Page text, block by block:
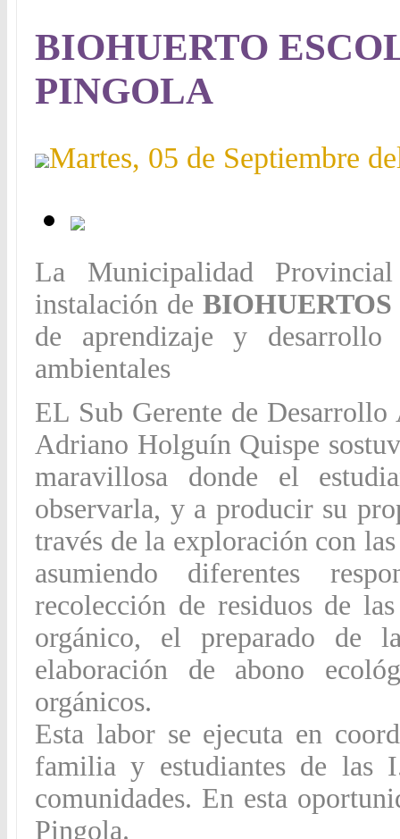
BIOHUERTO
PINGOLA
Martes, 05 de Septiembre
La Municipalidad
instalación de
de aprendizaje y
ambientales
EL Sub Gerente de
Adriano Holguín Quispe
maravillosa donde el
observarla, y a producir su
través de la exploración con
asumiendo diferentes
recolección de residuos de
orgánico, el preparado
elaboración de abono
orgánicos.
Esta labor se ejecuta en
familia y estudiantes de las
comunidades. En esta
Pingola.